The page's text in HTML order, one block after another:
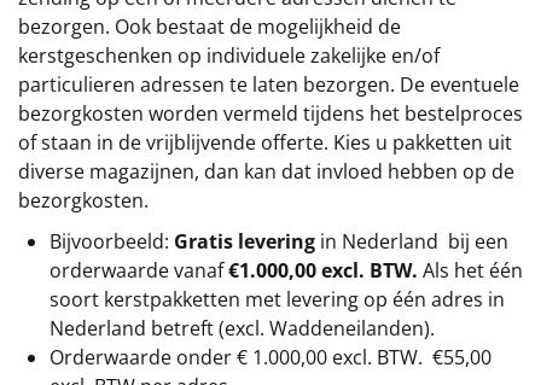
bezorgen. Ook bestaat de mogelijkheid de
kerstgeschenken op individuele zakelijke en/of
particulieren adressen te laten bezorgen. De eventuele
bezorgkosten worden vermeld tijdens het bestelproces
of staan in de vrijblijvende offerte. Kies u pakketten uit
diverse magazijnen, dan kan dat invloed hebben op de
bezorgkosten.
Bijvoorbeeld: Gratis levering in Nederland bij een
orderwaarde vanaf€1.000,00 excl. BTW. Als het één
soort kerstpakketten met levering op één adres in
Nederland betreft (excl. Waddeneilanden).
Orderwaarde onder € 1.000,00 excl. BTW. €55,00